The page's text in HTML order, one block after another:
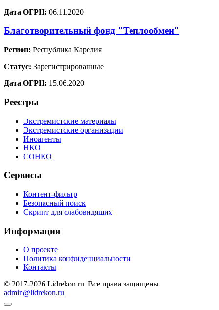
Дата ОГРН: 06.11.2020
Благотворительный фонд "Теплообмен"
Регион: Республика Карелия
Статус: Зарегистрированные
Дата ОГРН: 15.06.2020
Реестры
Экстремистские материалы
Экстремистские организации
Иноагенты
НКО
СОНКО
Сервисы
Контент-фильтр
Безопасный поиск
Скрипт для слабовидящих
Информация
О проекте
Политика конфиденциальности
Контакты
© 2017-2026 Lidrekon.ru. Все права защищены.
admin@lidrekon.ru